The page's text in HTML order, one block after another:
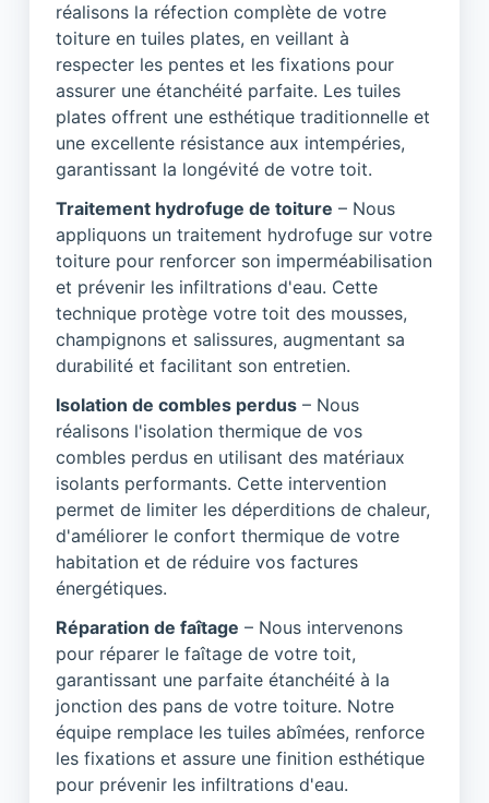
réalisons la réfection complète de votre
toiture en tuiles plates, en veillant à
respecter les pentes et les fixations pour
assurer une étanchéité parfaite. Les tuiles
plates offrent une esthétique traditionnelle et
une excellente résistance aux intempéries,
garantissant la longévité de votre toit.
Traitement hydrofuge de toiture – Nous
appliquons un traitement hydrofuge sur votre
toiture pour renforcer son imperméabilisation
et prévenir les infiltrations d'eau. Cette
technique protège votre toit des mousses,
champignons et salissures, augmentant sa
durabilité et facilitant son entretien.
Isolation de combles perdus – Nous
réalisons l'isolation thermique de vos
combles perdus en utilisant des matériaux
isolants performants. Cette intervention
permet de limiter les déperditions de chaleur,
d'améliorer le confort thermique de votre
habitation et de réduire vos factures
énergétiques.
Réparation de faîtage – Nous intervenons
pour réparer le faîtage de votre toit,
garantissant une parfaite étanchéité à la
jonction des pans de votre toiture. Notre
équipe remplace les tuiles abîmées, renforce
les fixations et assure une finition esthétique
pour prévenir les infiltrations d'eau.